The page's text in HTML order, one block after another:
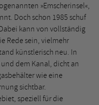
»Emscherinsel«,
Doch schon 1985 schuf
kann von vollständig
Rede sein, vielmehr
künstlerisch neu. In
dem Kanal, dicht an
wie eine
sichtbar.
speziell für die